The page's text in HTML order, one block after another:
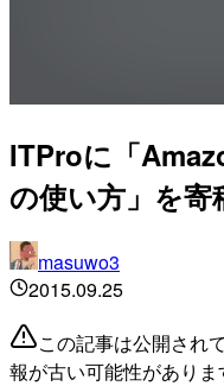
ITProに「
の使い方」を寄
masuwo3
2015.09.25
この記事は公開され
報が古い可能性がありま